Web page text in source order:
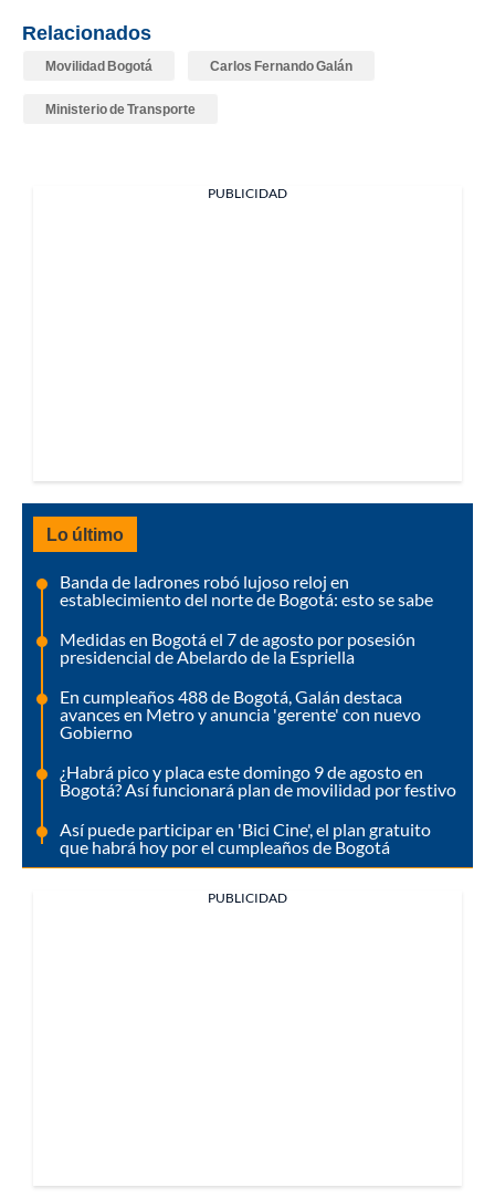
Relacionados
Movilidad Bogotá Carlos Fernando Galán
Ministerio de Transporte
PUBLICIDAD
Lo último
Banda de ladrones robó lujoso reloj en
establecimiento del norte de Bogotá: esto se sabe
Medidas en Bogotá el 7 de agosto por posesión
presidencial de Abelardo de la Espriella
En cumpleaños 488 de Bogotá, Galán destaca
avances en Metro y anuncia 'gerente' con nuevo
Gobierno
¿Habrá pico y placa este domingo 9 de agosto en
Bogotá? Así funcionará plan de movilidad por festivo
Así puede participar en 'Bici Cine', el plan gratuito
que habrá hoy por el cumpleaños de Bogotá
PUBLICIDAD